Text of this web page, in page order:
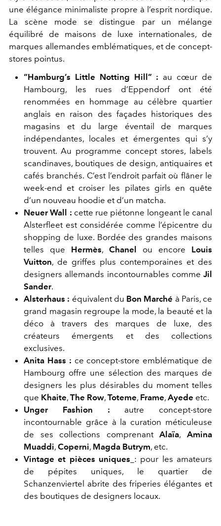
une élégance minimaliste propre à l’esprit nordique.
La scène mode se distingue par un mélange
équilibré de maisons de luxe internationales, de
marques allemandes emblématiques, et de concept-
stores pointus.
“Hamburg’s Little Notting Hill” : au cœur de
Hambourg, les rues d’Eppendorf ont été
renommées en hommage au célèbre quartier
anglais en raison des façades historiques des
magasins et du large éventail de marques
indépendantes, locales et émergentes qui s’y
trouvent. Au programme concept stores, labels
scandinaves, boutiques de design, antiquaires et
cafés branchés. C’est l’endroit parfait où flâner le
week-end et croiser les pilates girls en quête
d’un nouveau hoodie et d’un matcha.
Neuer Wall : cette rue piétonne longeant le canal
Alsterfleet est considérée comme l’épicentre du
shopping de luxe. Bordée des grandes maisons
telles que Hermès, Chanel ou encore Louis
Vuitton, de griffes plus contemporaines et des
designers allemands incontournables comme Jil
Sander.
Alsterhaus : équivalent du Bon Marché à Paris, ce
grand magasin regroupe la mode, la beauté et la
déco à travers des marques de luxe, des
créateurs émergents et des collections
exclusives.
Anita Hass : ce concept-store emblématique de
Hambourg offre une sélection des marques de
designers les plus désirables du moment telles
que Khaite, The Row, Toteme, Frame, Ayede etc.
Unger Fashion : autre concept-store
incontournable grâce à la curation méticuleuse
de ses collections comprenantAlaïa,Amina
Muaddi, Coperni, Magda Butrym, etc.
Vintage et pièces uniques : pour les amateurs
de pépites uniques, le quartier de
Schanzenviertel abrite des friperies élégantes et
des boutiques de designers locaux.